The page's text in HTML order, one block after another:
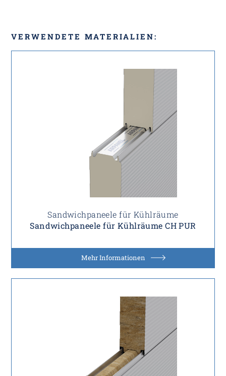
VERWENDETE MATERIALIEN:
Sandwichpaneele für Kühlräume
Sandwichpaneele für Kühlräume CH PUR
Mehr Informationen